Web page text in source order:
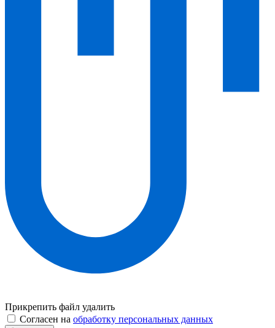
Прикрепить файл удалить
Согласен на обработку персональных данных